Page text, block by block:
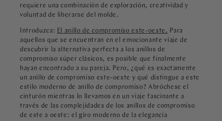
requiere una combinación de exploración, creatividad y
voluntad de liberarse del molde.
Introduzca: El anillo de compromiso este-oeste. Para
aquellos que se encuentran en el emocionante viaje de
descubrir la alternativa perfecta a los anillos de
compromiso súper clásicos, es posible que finalmente
hayan encontrado a su pareja. Pero, ¿qué es exactamente
un anillo de compromiso este-oeste y qué distingue a este
estilo moderno de anillo de compromiso? Abróchese el
cinturón mientras lo llevamos en un viaje fascinante a
través de las complejidades de los anillos de compromiso
de este a oeste: el giro moderno de la elegancia